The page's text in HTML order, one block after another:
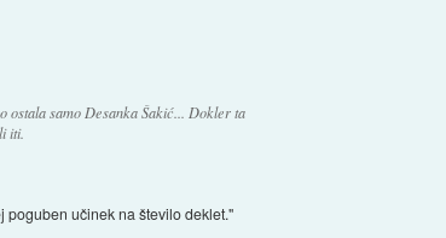
ostala samo Desanka Šakić... Dokler ta
iti.
učinek na število deklet."